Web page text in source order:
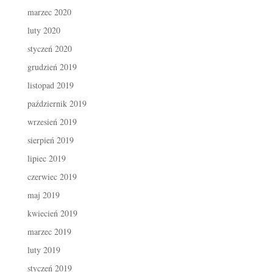
marzec 2020
luty 2020
styczeń 2020
grudzień 2019
listopad 2019
październik 2019
wrzesień 2019
sierpień 2019
lipiec 2019
czerwiec 2019
maj 2019
kwiecień 2019
marzec 2019
luty 2019
styczeń 2019